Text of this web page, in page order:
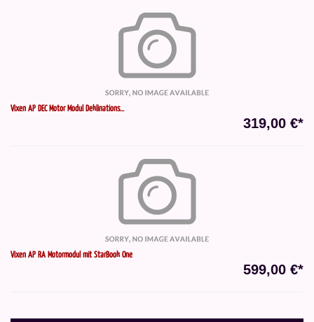
Vixen AP DEC Motor Modul Deklinations...
319,00 €*
Vixen AP RA Motormodul mit StarBook One
599,00 €*